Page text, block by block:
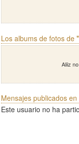
Los albums de fotos de
Aliiz
Mensajes publicados en
Este usuario no ha